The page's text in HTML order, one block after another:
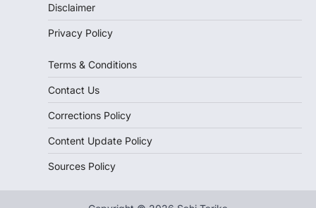
Disclaimer
Privacy Policy
Terms & Conditions
Contact Us
Corrections Policy
Content Update Policy
Sources Policy